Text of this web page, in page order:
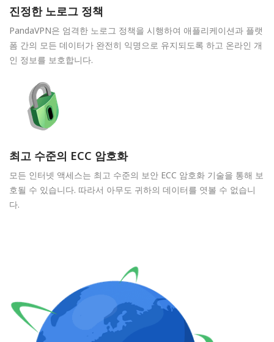
진정한 노로그 정책
PandaVPN은 엄격한 노로그 정책을 시행하여 애플리케이션과 플랫
폼 간의 모든 데이터가 완전히 익명으로 유지되도록 하고 온라인 개
인 정보를 보호합니다.
최고 수준의 ECC 암호화
모든 인터넷 액세스는 최고 수준의 보안 ECC 암호화 기술을 통해 보
호될 수 있습니다. 따라서 아무도 귀하의 데이터를 엿볼 수 없습니
다.